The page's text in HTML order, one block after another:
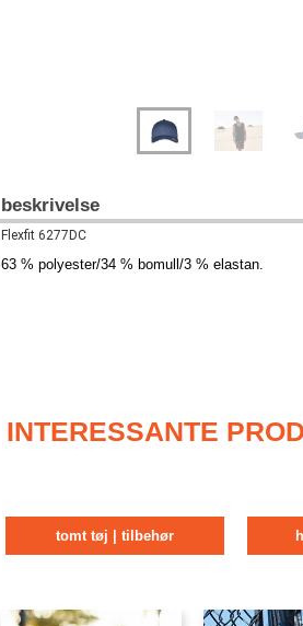
beskrivelse
Flexfit 6277DC
63 % polyester/34 % bomull/3 % elastan.
INTERESSANTE
tomt tøj | tilbehør